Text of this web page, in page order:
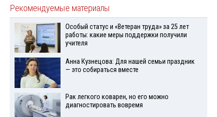
Рекомендуемые материалы
Особый статус и «Ветеран труда» за 25 лет
работы: какие меры поддержки получили
учителя
Анна Кузнецова: Для нашей семьи праздник
— это собираться вместе
Рак легкого коварен, но его можно
диагностировать вовремя